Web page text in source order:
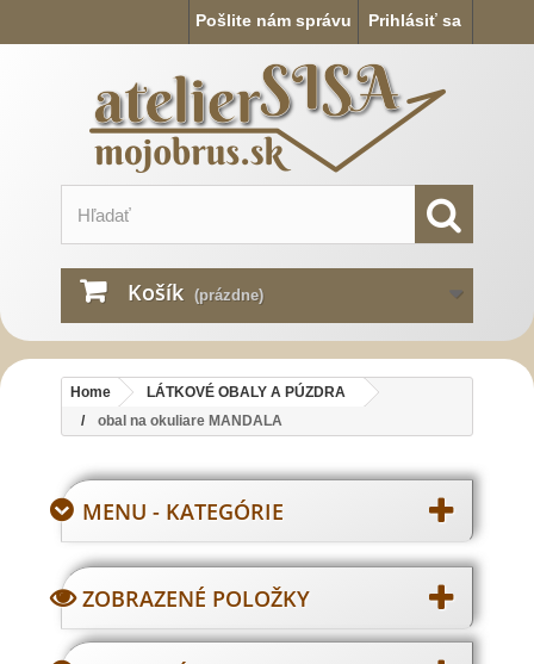
Prihlásiť sa
Pošlite nám správu
Košík (prázdne)
Home
LÁTKOVÉ OBALY A PÚZDRA
obal na okuliare MANDALA
MENU - KATEGÓRIE
ZOBRAZENÉ POLOŽKY